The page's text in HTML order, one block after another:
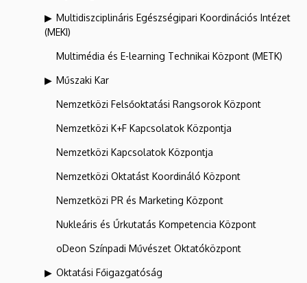
Multidiszciplináris Egészségipari Koordinációs Intézet
(MEKI)
Multimédia és E-learning Technikai Központ (METK)
Műszaki Kar
Nemzetközi Felsőoktatási Rangsorok Központ
Nemzetközi K+F Kapcsolatok Központja
Nemzetközi Kapcsolatok Központja
Nemzetközi Oktatást Koordináló Központ
Nemzetközi PR és Marketing Központ
Nukleáris és Űrkutatás Kompetencia Központ
oDeon Színpadi Művészet Oktatóközpont
Oktatási Főigazgatóság